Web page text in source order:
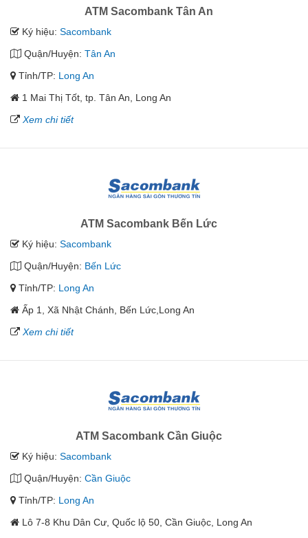
ATM Sacombank Tân An
Ký hiệu: Sacombank
Quận/Huyện: Tân An
Tỉnh/TP: Long An
1 Mai Thị Tốt, tp. Tân An, Long An
Xem chi tiết
ATM Sacombank Bến Lức
Ký hiệu: Sacombank
Quận/Huyện: Bến Lức
Tỉnh/TP: Long An
Ấp 1, Xã Nhật Chánh, Bến Lức,Long An
Xem chi tiết
ATM Sacombank Cần Giuộc
Ký hiệu: Sacombank
Quận/Huyện: Cần Giuộc
Tỉnh/TP: Long An
Lô 7-8 Khu Dân Cư, Quốc lộ 50, Cần Giuộc, Long An